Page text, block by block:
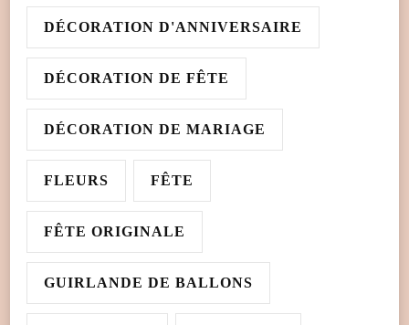
DÉCORATION D'ANNIVERSAIRE
DÉCORATION DE FÊTE
DÉCORATION DE MARIAGE
FLEURS FÊTE
FÊTE ORIGINALE
GUIRLANDE DE BALLONS